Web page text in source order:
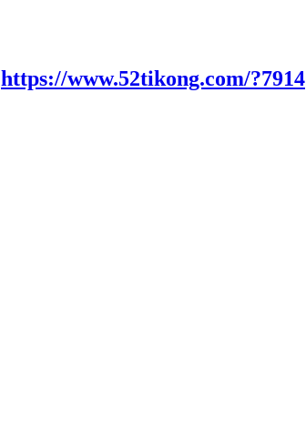
https://www.52tikong.com/?7914